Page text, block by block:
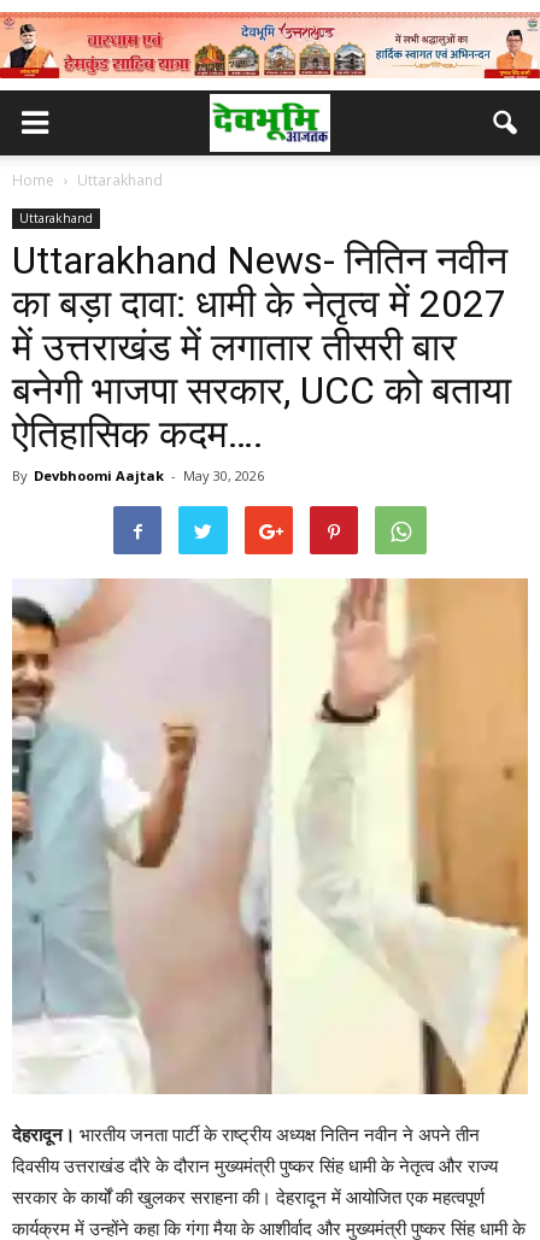
Home Uttarakhand
Uttarakhand
Uttarakhand News- नितिन नवीन
का बड़ा दावा: धामी के नेतृत्व में 2027
में उत्तराखंड में लगातार तीसरी बार
बनेगी भाजपा सरकार, UCC को बताया
ऐतिहासिक कदम….
By Devbhoomi Aajtak - May 30, 2026
देहरादून। भारतीय जनता पार्टी के राष्ट्रीय अध्यक्ष नितिन नवीन ने अपने तीन
दिवसीय उत्तराखंड दौरे के दौरान मुख्यमंत्री पुष्कर सिंह धामी के नेतृत्व और राज्य
सरकार के कार्यों की खुलकर सराहना की। देहरादून में आयोजित एक महत्वपूर्ण
कार्यक्रम में उन्होंने कहा कि गंगा मैया के आशीर्वाद और मुख्यमंत्री पुष्कर सिंह धामी के